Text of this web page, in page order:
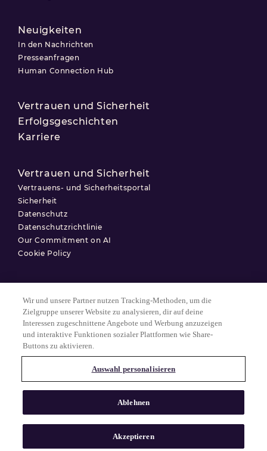
Neuigkeiten
In den Nachrichten
Presseanfragen
Human Connection Hub
Vertrauen und Sicherheit
Erfolgsgeschichten
Karriere
Vertrauen und Sicherheit
Vertrauens- und Sicherheitsportal
Sicherheit
Datenschutz
Datenschutzrichtlinie
Our Commitment on AI
Cookie Policy
© 2025 Match Group.
Nutzungsbedingungen
Datenschutzerklärung
Alle Rechte vorbehalten. MATCH GROUP, das MG-Logo und der MG-
Faden mit blauem Farbverlauf sind Marken der Match Group
Americas, LLC. Alle anderen Marken sind Eigentum ihrer jeweiligen
Wir und unsere Partner nutzen Tracking-Methoden, um die
Zielgruppe unserer Website zu analysieren, dir auf deine
Interessen zugeschnittene Angebote und Werbung anzuzeigen
und interaktive Funktionen sozialer Plattformen wie Share-
Buttons zu aktivieren.
Auswahl personalisieren
Ablehnen
Akzeptieren